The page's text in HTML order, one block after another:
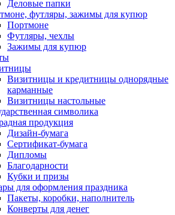
Деловые папки
футляры, зажимы для купюр
Портмоне
Футляры, чехлы
Зажимы для купюр
Визитницы и кредитницы однорядные
карманные
Визитницы настольные
символика
продукция
Дизайн-бумага
Сертификат-бумага
Дипломы
Благодарности
Кубки и призы
для оформления праздника
Пакеты, коробки, наполнитель
Конверты для денег